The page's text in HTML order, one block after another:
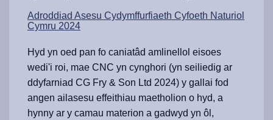
Adroddiad Asesu Cydymffurfiaeth Cyfoeth Naturiol
Cymru 2024
Hyd yn oed pan fo caniatâd amlinellol eisoes
wedi'i roi, mae CNC yn cynghori (yn seiliedig ar
ddyfarniad CG Fry & Son Ltd 2024) y gallai fod
angen ailasesu effeithiau maetholion o hyd, a
hynny ar y camau materion a gadwyd yn ôl,